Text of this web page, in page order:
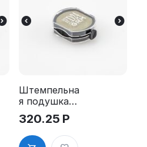
Штемпельна
я подушка
для GRM
R24 2Pads,
синяя
320.25 Р